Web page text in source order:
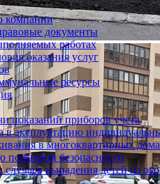
компании
документы
работах
оказания услуг
ресурсы
показаний приборов учета
в эксплуатацию
в многоквартирных
пожарной безопасности
выпадения детей из